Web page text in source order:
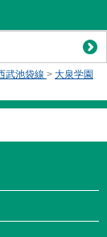
武池袋線 > 大泉学園